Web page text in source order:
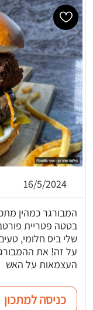
16/5/2024
המבורגר כמהין
בטטה פטריית
שלי ביס חלומי,
על זה! את
העצמאות על האש
כניסה למתכון